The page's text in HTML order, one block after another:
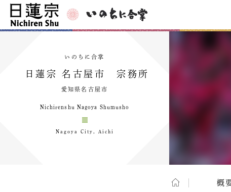
いのちに合掌
日蓮宗 名古屋市 宗務所
愛知県名古屋市
Nichirenshu Nagoya Shumusho
Nagoya City, Aichi
概